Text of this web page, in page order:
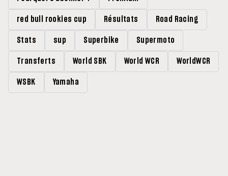
red bull rookies cup Résultats Road Racing
Stats sup Superbike Supermoto
Transferts World SBK World WCR WorldWCR
WSBK Yamaha